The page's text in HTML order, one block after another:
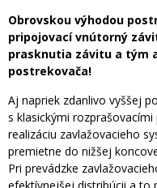
Obrovskou výhodou
pripojovací vnútorný
prasknutia závitu a tým
postrekovača!
Aj napriek zdanlivo vyššej
s klasickými
realizáciu zavlažovacieho
premietne do nižšej
Pri prevádzke